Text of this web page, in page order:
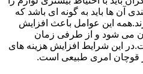
آن ها باید به گونه ای باشد که
این عوامل باعث افزایش
می شود و از طرفی زمان
این شرایط افزایش هزینه های
قوچان امری طبیعی است.